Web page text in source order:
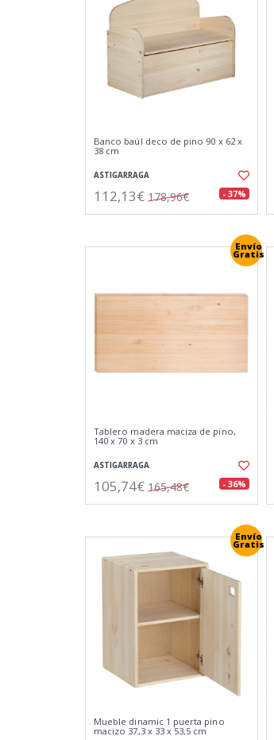
Banco baúl deco de pino 90 x 62 x
38 cm
ASTIGARRAGA
112,13€ 178,96€ - 37%
Envío
Gratis
Tablero madera maciza de pino,
140 x 70 x 3 cm
ASTIGARRAGA
105,74€ 165,48€ - 36%
Envío
Gratis
Mueble dinamic 1 puerta pino
macizo 37,3 x 33 x 53,5 cm